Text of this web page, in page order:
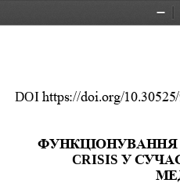
Zoom
DOI https://doi.org/
ФУНКЦІОНУВАННЯ
CRISIS У